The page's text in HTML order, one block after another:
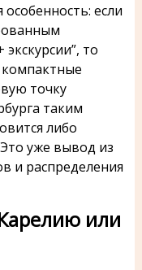
если
то
точку
таким
либо
уже вывод из
и распределения
или